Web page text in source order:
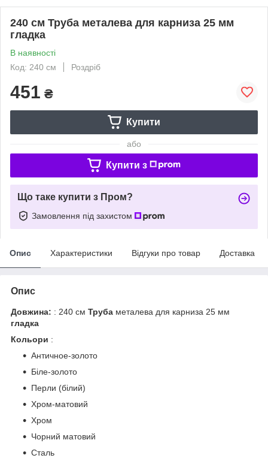
240 см Труба металева для карниза 25 мм
гладка
В наявності
Код: 240 см
Роздріб
451 ₴
Купити
або
Купити з
Що таке купити з Пром?
Замовлення під захистом
Опис Характеристики Відгуки про товар Доставка
Опис
Довжина: : 240 см Труба металева для карниза 25 мм
гладка
Кольори :
Античное-золото
Біле-золото
Перли (білий)
Хром-матовий
Хром
Чорний матовий
Сталь